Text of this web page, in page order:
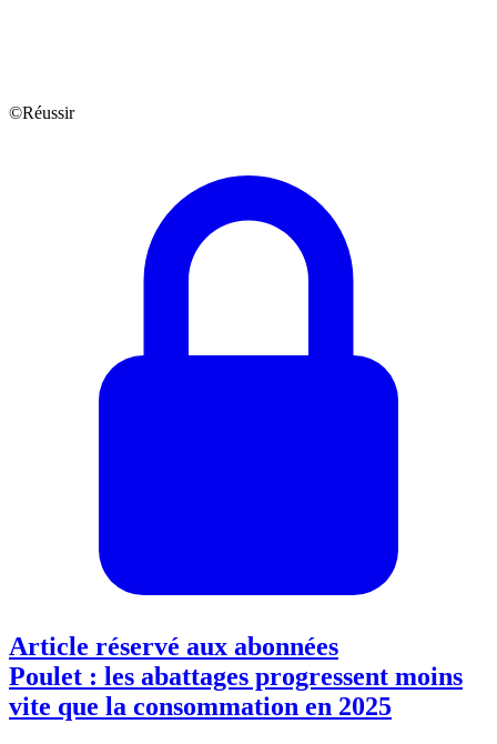
©Réussir
Article réservé aux abonnées
Poulet : les abattages progressent moins
vite que la consommation en 2025